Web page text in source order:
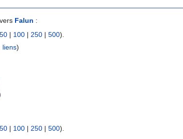
Falun :
50 | 100 | 250 | 500).
liens)
50 | 100 | 250 | 500).